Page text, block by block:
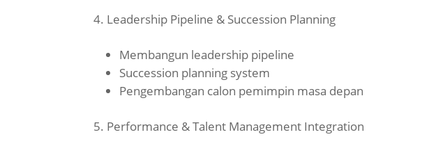
Leadership Pipeline & Succession Planning
Membangun leadership pipeline
Succession planning system
Pengembangan calon pemimpin masa depan
Performance & Talent Management Integration